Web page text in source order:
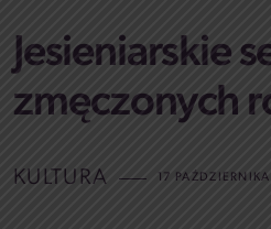
Jesieniarskie
zmęczonych
KULTURA 17